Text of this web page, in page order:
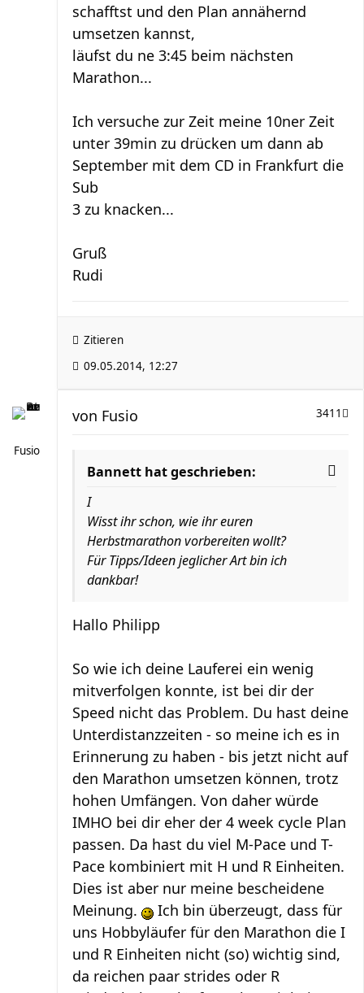
schafftst und den Plan annähernd
umsetzen kannst,
läufst du ne 3:45 beim nächsten
Marathon...
Ich versuche zur Zeit meine 10ner Zeit
unter 39min zu drücken um dann ab
September mit dem CD in Frankfurt die
Sub
3 zu knacken...
Gruß
Rudi
Zitieren
09.05.2014, 12:27
Fusio
3411
von Fusio
Bannett hat geschrieben:
I
Wisst ihr schon, wie ihr euren
Herbstmarathon vorbereiten wollt?
Für Tipps/Ideen jeglicher Art bin ich
dankbar!
Hallo Philipp
So wie ich deine Lauferei ein wenig
mitverfolgen konnte, ist bei dir der
Speed nicht das Problem. Du hast deine
Unterdistanzzeiten - so meine ich es in
Erinnerung zu haben - bis jetzt nicht auf
den Marathon umsetzen können, trotz
hohen Umfängen. Von daher würde
IMHO bei dir eher der 4 week cycle Plan
passen. Da hast du viel M-Pace und T-
Pace kombiniert mit H und R Einheiten.
Dies ist aber nur meine bescheidene
Meinung.
Ich bin überzeugt, dass für
uns Hobbyläufer für den Marathon die I
und R Einheiten nicht (so) wichtig sind,
da reichen paar strides oder R